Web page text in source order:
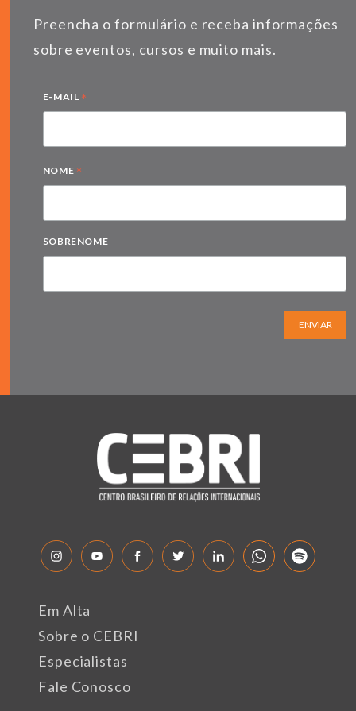
Preencha o formulário e receba informações
sobre eventos, cursos e muito mais.
E-MAIL *
NOME *
SOBRENOME
ENVIAR
Em Alta
Sobre o CEBRI
Especialistas
Fale Conosco